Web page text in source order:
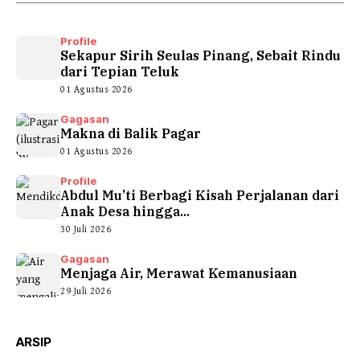
Profile
Sekapur Sirih Seulas Pinang, Sebait Rindu
dari Tepian Teluk
01 Agustus 2026
Gagasan
Makna di Balik Pagar
01 Agustus 2026
Profile
Abdul Mu’ti Berbagi Kisah Perjalanan dari
Anak Desa hingga...
30 Juli 2026
Gagasan
Menjaga Air, Merawat Kemanusiaan
29 Juli 2026
ARSIP